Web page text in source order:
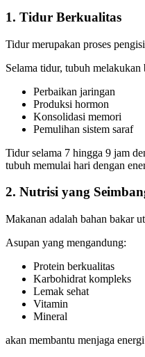
1. Tidur Berkualitas
Tidur merupakan proses
Selama tidur, tubuh melakukan
Perbaikan jaringan
Produksi hormon
Konsolidasi memori
Pemulihan sistem saraf
Tidur selama 7 hingga 9 jam
tubuh memulai hari dengan
2. Nutrisi yang
Makanan adalah bahan bakar
Asupan yang mengandung:
Protein berkualitas
Karbohidrat kompleks
Lemak sehat
Vitamin
Mineral
akan membantu menjaga